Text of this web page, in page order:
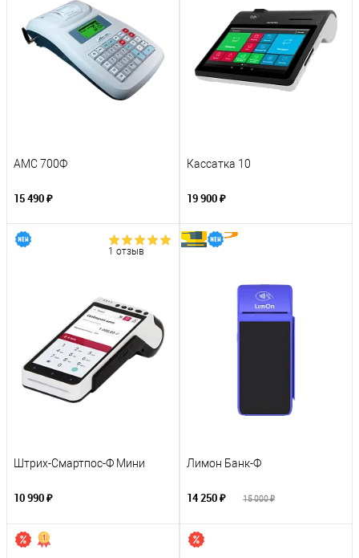
АМС 700Ф
15 490 ₽
Кассатка 10
19 900 ₽
1 отзыв
Штрих-Смартпос-Ф Мини
10 990 ₽
Лимон Банк-Ф
14 250 ₽ 15 000 ₽